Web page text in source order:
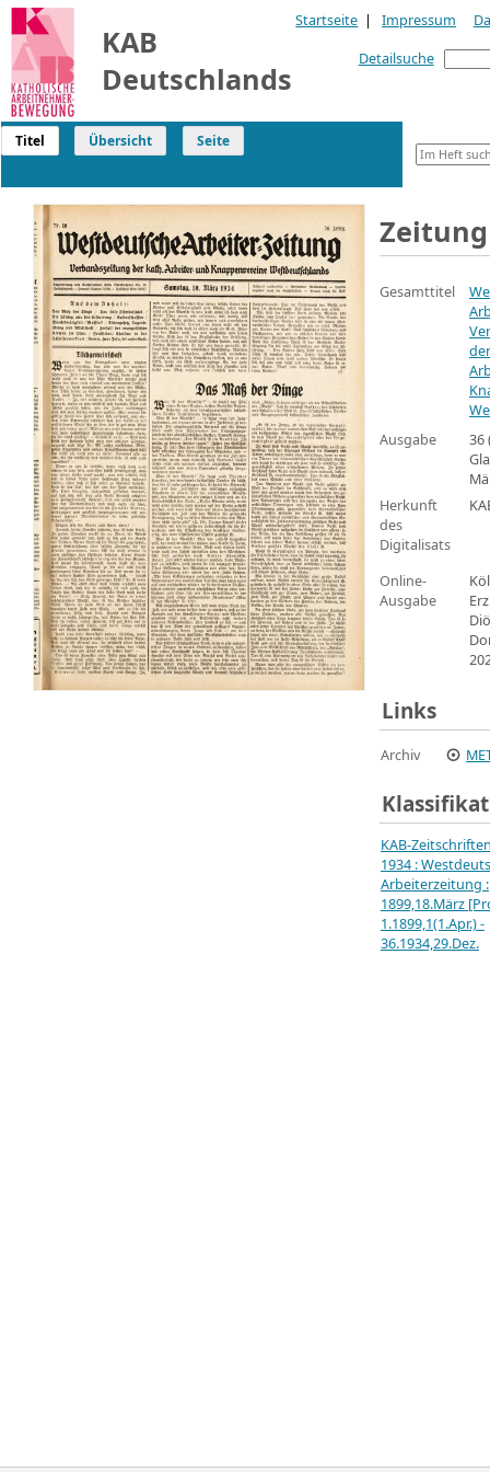
KAB
Deutschlands
Startseite | Impressum
Detailsuche
Titel Übersicht Seite
Zeitung
Gesamttitel
Ausgabe
36
Herkunft
des
Digitalisats
Online-
Ausgabe
Links
Archiv
KAB-
1934 :
Arbeiterzeitung :
1899,18.März
1.1899,1(1.Apr.) -
36.1934,29.Dez.